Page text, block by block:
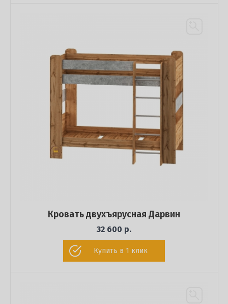
Кровать двухъярусная Дарвин
32 600 р.
Купить в 1 клик